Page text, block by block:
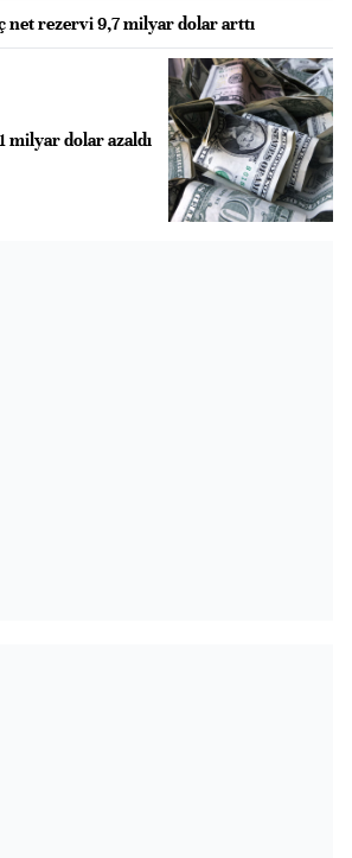
net rezervi 9,7 milyar dolar arttı
milyar dolar azaldı